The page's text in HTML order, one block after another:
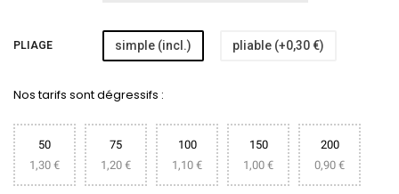
PLIAGE simple (incl.) pliable (+0,30 €)
Nos tarifs sont dégressifs :
50
1,30 €
75
1,20 €
100
1,10 €
150
1,00 €
200
0,90 €